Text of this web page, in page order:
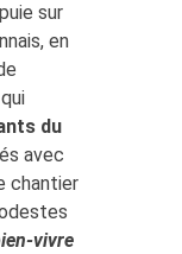
sur
en
du
avec
chantier
vivre